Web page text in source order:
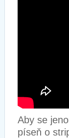
Aby se
píseň o